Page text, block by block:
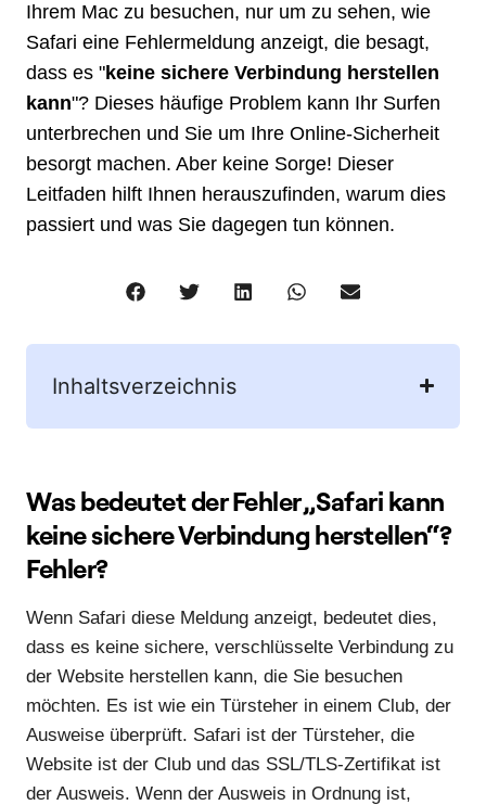
Ihrem Mac zu besuchen, nur um zu sehen, wie
Safari eine Fehlermeldung anzeigt, die besagt,
dass es "keine sichere Verbindung herstellen
kann"? Dieses häufige Problem kann Ihr Surfen
unterbrechen und Sie um Ihre Online-Sicherheit
besorgt machen. Aber keine Sorge! Dieser
Leitfaden hilft Ihnen herauszufinden, warum dies
passiert und was Sie dagegen tun können.
Inhaltsverzeichnis
Was bedeutet der Fehler „Safari kann
keine sichere Verbindung herstellen“?
Fehler?
Wenn Safari diese Meldung anzeigt, bedeutet dies,
dass es keine sichere, verschlüsselte Verbindung zu
der Website herstellen kann, die Sie besuchen
möchten. Es ist wie ein Türsteher in einem Club, der
Ausweise überprüft. Safari ist der Türsteher, die
Website ist der Club und das SSL/TLS-Zertifikat ist
der Ausweis. Wenn der Ausweis in Ordnung ist,